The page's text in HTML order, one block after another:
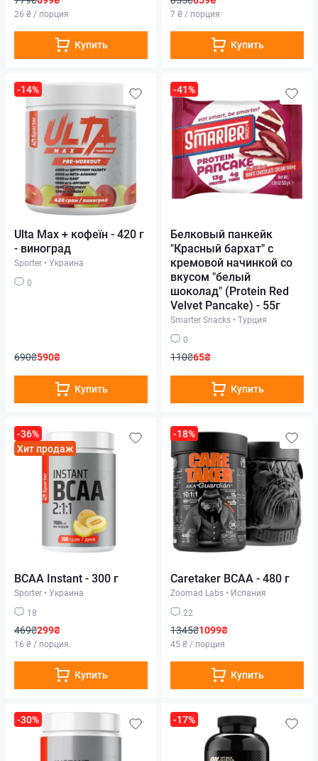
26 ₴ / порция
Купить
7 ₴ / порция
Купить
-14%
Ulta Max + кофеїн - 420 г
- виноград
Sporter • Украина
0
690₴590₴
Купить
-41%
Белковый панкейк
"Красный бархат" с
кремовой начинкой со
вкусом "белый
шоколад" (Protein Red
Velvet Pancake) - 55г
Smarter Snacks • Турция
0
110₴65₴
Купить
-36%
Хит продаж
BCAA Instant - 300 г
Sporter • Украина
18
469₴299₴
16 ₴ / порция
Купить
-18%
Caretaker BCAA - 480 г
Zoomad Labs • Испания
22
1345₴1099₴
45 ₴ / порция
Купить
-30% -17%